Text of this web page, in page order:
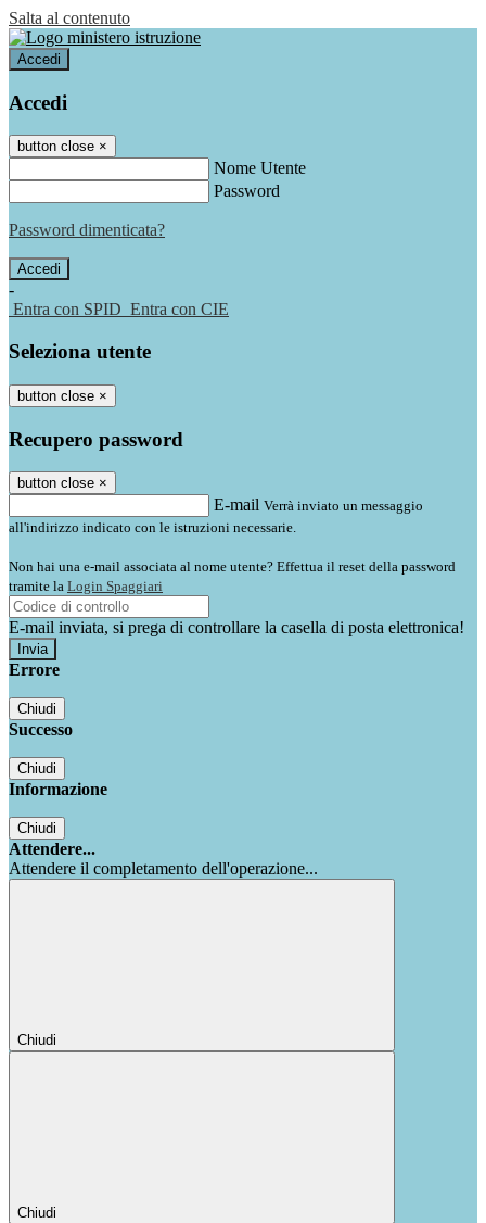
Salta al contenuto
Accedi
Accedi
button close ×
Nome Utente
Password
Password dimenticata?
-
Entra con SPID Entra con CIE
Seleziona utente
button close ×
Recupero password
button close ×
E-mail Verrà inviato un messaggio
all'indirizzo indicato con le istruzioni necessarie.
Non hai una e-mail associata al nome utente? Effettua il reset della password
tramite la Login Spaggiari
E-mail inviata, si prega di controllare la casella di posta elettronica!
Errore
Chiudi
Successo
Chiudi
Informazione
Chiudi
Attendere...
Attendere il completamento dell'operazione...
Chiudi
Chiudi